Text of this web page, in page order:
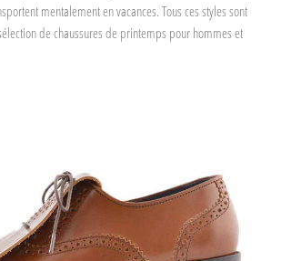
mentalement en vacances. Tous ces styles sont
de chaussures de printemps pour hommes et